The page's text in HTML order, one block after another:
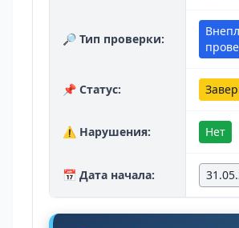
🔎 Тип проверки:
📌 Статус:
⚠️ Нарушения: Нет
📅 Дата начала: